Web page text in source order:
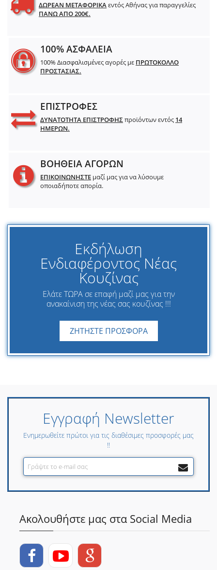
ΔΩΡΕΑΝ ΜΕΤΑΦΟΡΙΚΑεντός Αθήνας για παραγγελίες
ΠΑΝΩ ΑΠΟ 200€.
100% ΑΣΦΑΛΕΙΑ
100% Διασφαλισμένες αγορές με ΠΡΩΤΟΚΟΛΛΟ
ΠΡΟΣΤΑΣΙΑΣ.
ΕΠΙΣΤΡΟΦΕΣ
ΔΥΝΑΤΟΤΗΤΑ ΕΠΙΣΤΡΟΦΗΣπροϊόντων εντός 14
ΗΜΕΡΩΝ.
ΒΟΗΘΕΙΑ ΑΓΟΡΩΝ
ΕΠΙΚΟΙΝΩΝΗΣΤΕ μαζί μας για να λύσουμε
οποιαδήποτε απορία.
Εκδήλωση
Ενδιαφέροντος Νέας
Κουζίνας
Ελάτε ΤΩΡΑ σε επαφή μαζί μας για την
ανακαίνιση της νέας σας κουζίνας !!!
ΖΗΤΗΣΤΕ ΠΡΟΣΦΟΡΑ
Εγγραφή Newsletter
Ενημερωθείτε πρώτοι για τις διαθέσιμες προσφορές μας
!!
Ακολουθήστε μας στα Social Media